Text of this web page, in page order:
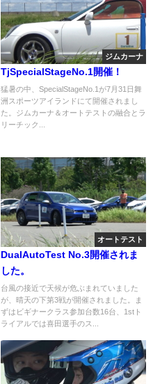
ジムカーナ
TjSpecialStageNo.1開催！
猛暑の中、SpecialStageNo.1が7月31日舞
洲スポーツアイランドにて開催されまし
た。ジムカーナ＆オートテストの融合とラ
リーチック...
オートテスト
DualAutoTest No.3開催されま
した。
台風の接近で天候が危ぶまれていました
が、晴天の下第3戦が開催されました。ま
ずはビギナークラス参加台数16台、1stト
ライアルでは喜田選手のス...